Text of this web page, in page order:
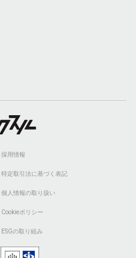
採用情報
特定取引法に基づく表記
個人情報の取り扱い
Cookieポリシー
ESGの取り組み